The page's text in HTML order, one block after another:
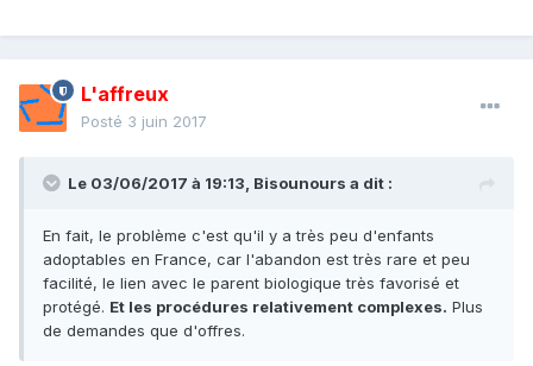
L'affreux
Posté 3 juin 2017
Le 03/06/2017 à 19:13, Bisounours a dit :
En fait, le problème c'est qu'il y a très peu d'enfants
adoptables en France, car l'abandon est très rare et peu
facilité, le lien avec le parent biologique très favorisé et
protégé. Et les procédures relativement complexes. Plus
de demandes que d'offres.